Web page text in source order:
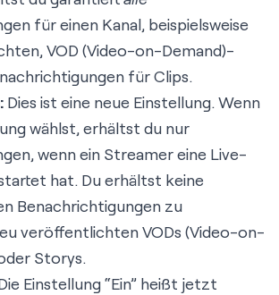
für einen Kanal, beispielsweise
VOD (Video-on-Demand)-
für Clips.
Dies ist eine neue Einstellung. Wenn
wählst, erhältst du nur
wenn ein Streamer eine Live-
hat. Du erhältst keine
Benachrichtigungen zu
veröffentlichten VODs (Video-on-
Storys.
Einstellung “Ein” heißt jetzt